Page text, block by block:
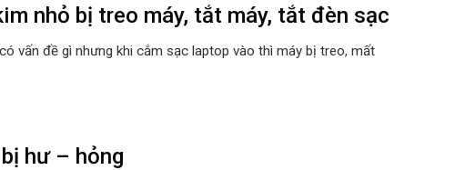
nhỏ bị treo máy, tắt máy, tắt đèn sạc
vấn đề gì nhưng khi cắm sạc laptop vào thì máy bị treo, mất
hư – hỏng